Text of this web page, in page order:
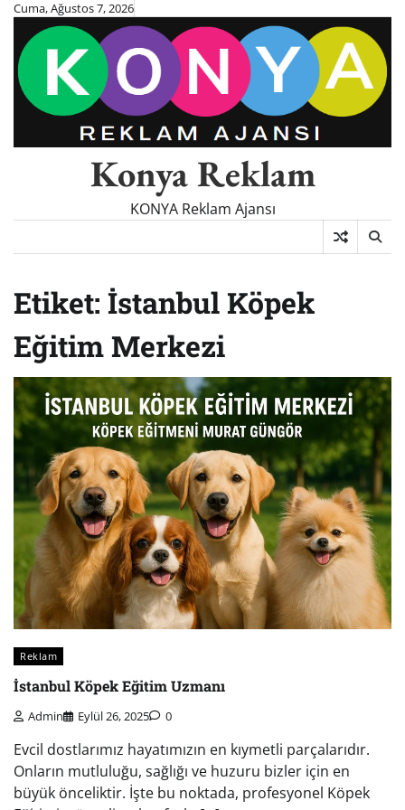
Skip
content
Cuma, Ağustos 7, 2026
Konya Reklam
KONYA Reklam Ajansı
Etiket: İstanbul Köpek
Eğitim Merkezi
Reklam
İstanbul Köpek Eğitim Uzmanı
Admin Eylül 26, 2025 0
Evcil dostlarımız hayatımızın en kıymetli parçalarıdır.
Onların mutluluğu, sağlığı ve huzuru bizler için en
büyük önceliktir. İşte bu noktada, profesyonel Köpek